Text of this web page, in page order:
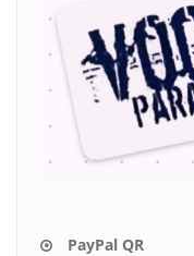
PayPal QR